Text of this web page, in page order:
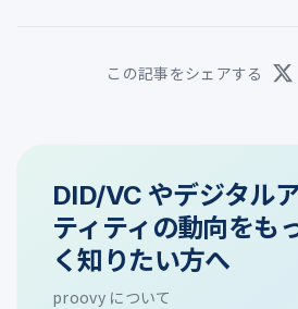
この記事をシェアする
DID/VC やデジタル
ティティの動向をも
く知りたい方へ
proovy について